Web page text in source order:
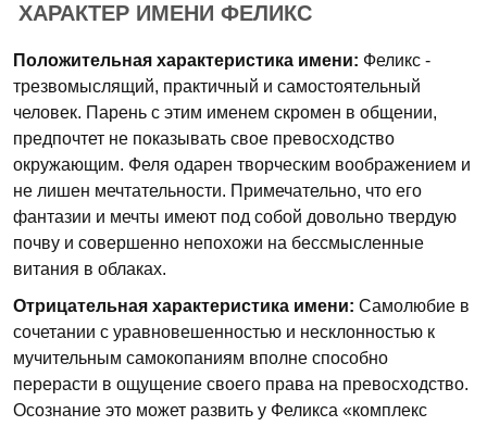
ХАРАКТЕР ИМЕНИ ФЕЛИКС
Положительная характеристика имени: Феликс -
трезвомыслящий, практичный и самостоятельный
человек. Парень с этим именем скромен в общении,
предпочтет не показывать свое превосходство
окружающим. Феля одарен творческим воображением и
не лишен мечтательности. Примечательно, что его
фантазии и мечты имеют под собой довольно твердую
почву и совершенно непохожи на бессмысленные
витания в облаках.
Отрицательная характеристика имени: Самолюбие в
сочетании с уравновешенностью и несклонностью к
мучительным самокопаниям вполне способно
перерасти в ощущение своего права на превосходство.
Осознание это может развить у Феликса «комплекс